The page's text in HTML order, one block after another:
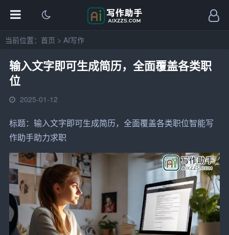
当前位置： 首页 > AI写作
输入文字即可生成简历，全面覆盖各类职
位
2025-01-12
标题： 输入文字即可生成简历，全面覆盖各类职位智能写
作助手助力求职